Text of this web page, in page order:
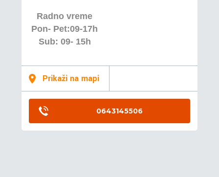
Radno vreme
Pon- Pet:09-17h
Sub: 09- 15h
Prikaži na mapi
0643145506